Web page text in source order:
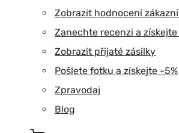
Zobrazit hodnocení
Zanechte recenzi a
Zobrazit přijaté zásilky
Pošlete fotku a získejte -5%
Zpravodaj
Blog